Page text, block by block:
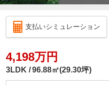
支払いシミュレーション
4,198万円
3LDK 96.88㎡(29.30坪)